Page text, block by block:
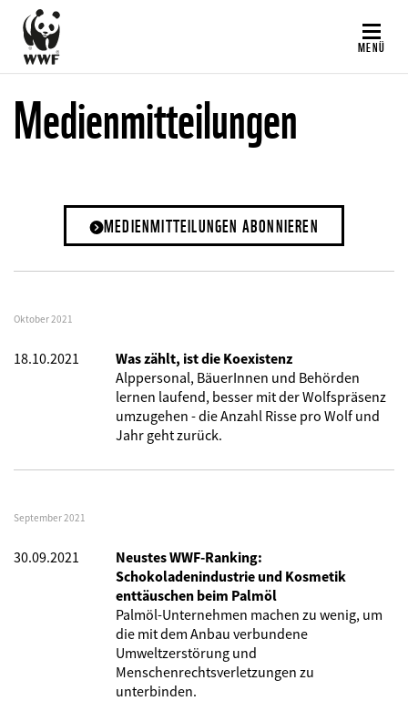
Direkt
zum
Inhalt
MENÜ
Medienmitteilungen
MEDIENMITTEILUNGEN ABONNIEREN
Oktober 2021
18.10.2021
Was zählt, ist die Koexistenz
Alppersonal, BäuerInnen und Behörden
lernen laufend, besser mit der Wolfspräsenz
umzugehen - die Anzahl Risse pro Wolf und
Jahr geht zurück.
September 2021
30.09.2021
Neustes WWF-Ranking:
Schokoladenindustrie und Kosmetik
enttäuschen beim Palmöl
Palmöl-Unternehmen machen zu wenig, um
die mit dem Anbau verbundene
Umweltzerstörung und
Menschenrechtsverletzungen zu
unterbinden.